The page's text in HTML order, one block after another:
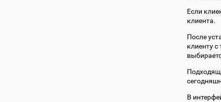
Если
клиента.
После
клиенту
В